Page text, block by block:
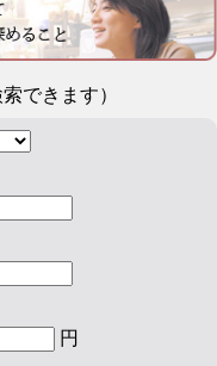
できます）
円